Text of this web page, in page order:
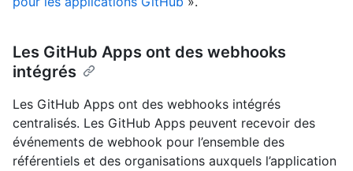
Les GitHub Apps ont des webhooks
intégrés
Les GitHub Apps ont des webhooks intégrés
centralisés. Les GitHub Apps peuvent recevoir des
événements de webhook pour l’ensemble des
référentiels et des organisations auxquels l’application